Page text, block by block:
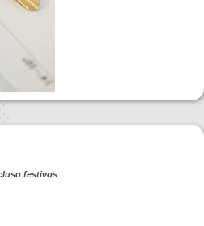
festivos